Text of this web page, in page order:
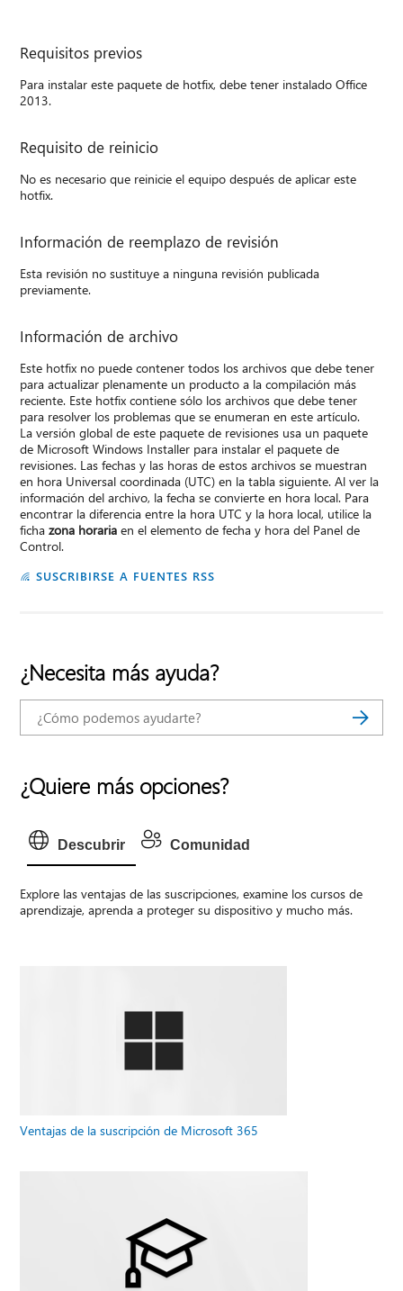
Requisitos previos
Para instalar este paquete de hotfix, debe tener instalado Office
2013.
Requisito de reinicio
No es necesario que reinicie el equipo después de aplicar este
hotfix.
Información de reemplazo de revisión
Esta revisión no sustituye a ninguna revisión publicada
previamente.
Información de archivo
Este hotfix no puede contener todos los archivos que debe tener
para actualizar plenamente un producto a la compilación más
reciente. Este hotfix contiene sólo los archivos que debe tener
para resolver los problemas que se enumeran en este artículo.
La versión global de este paquete de revisiones usa un paquete
de Microsoft Windows Installer para instalar el paquete de
revisiones. Las fechas y las horas de estos archivos se muestran
en hora Universal coordinada (UTC) en la tabla siguiente. Al ver la
información del archivo, la fecha se convierte en hora local. Para
encontrar la diferencia entre la hora UTC y la hora local, utilice la
fichazona horaria en el elemento de fecha y hora del Panel de
Control.
SUSCRIBIRSE A FUENTES RSS
¿Necesita más ayuda?
¿Quiere más opciones?
Descubrir Comunidad
Explore las ventajas de las suscripciones, examine los cursos de
aprendizaje, aprenda a proteger su dispositivo y mucho más.
Ventajas de la suscripción de Microsoft 365